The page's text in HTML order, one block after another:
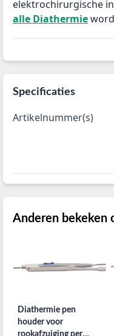
elektrochirurgische
alle Diathermie
Specificaties
Artikelnummer(s)
Anderen bekeken
Diathermie pen
houder voor
rookafzuiging per